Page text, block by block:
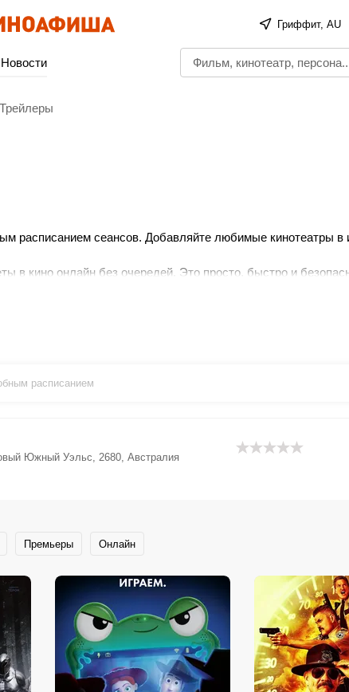
Гриффит, AU
Новости
Трейлеры
расписанием сеансов. Добавляйте любимые кинотеатры в
в кино онлайн без очередей. Это просто, быстро и
просмотра!
расписанием
Южный Уэльс, 2680, Австралия
Премьеры Онлайн